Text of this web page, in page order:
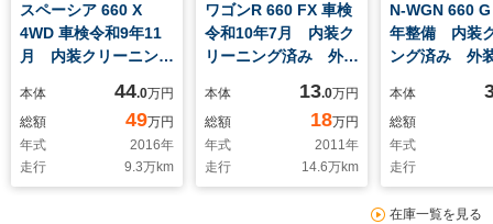
スペーシア 660 X
4WD 車検令和9年11
月 内装クリーニング
グ済み
本体 44.0万円
総額
49万円
年式
2016年
走行
9.3万km
ワゴンR 660 FX 車検
令和10年7月 内装ク
リーニング済み 外装
本体 13.0万円
総額
18万円
年式
2011年
走行
14.6万km
N-WGN 660
年整備 内装
ング済み 外
本体
総額
年式
走行
在庫一覧を見る